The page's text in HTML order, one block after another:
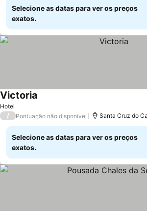
Selecione as datas para ver os preços
exatos.
Hotel
Victoria
/ Pontuação não disponível
Selecione as datas para ver os preços
exatos.